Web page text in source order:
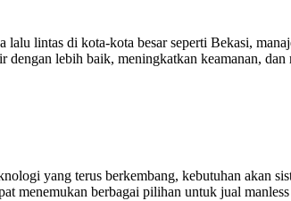
lintas di kota-kota besar seperti Bekasi,
lebih baik, meningkatkan keamanan, dan
yang terus berkembang, kebutuhan akan
menemukan berbagai pilihan untuk jual